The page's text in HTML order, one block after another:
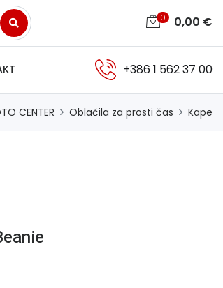
0 0,00 €
+386 1 562 37 00
CENTER Oblačila za prosti čas Kape